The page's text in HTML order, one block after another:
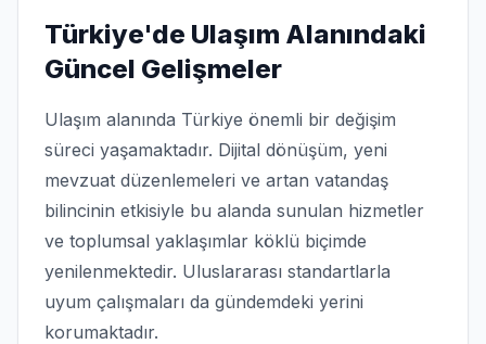
Türkiye'de Ulaşım Alanındaki
Güncel Gelişmeler
Ulaşım alanında Türkiye önemli bir değişim
süreci yaşamaktadır. Dijital dönüşüm, yeni
mevzuat düzenlemeleri ve artan vatandaş
bilincinin etkisiyle bu alanda sunulan hizmetler
ve toplumsal yaklaşımlar köklü biçimde
yenilenmektedir. Uluslararası standartlarla
uyum çalışmaları da gündemdeki yerini
korumaktadır.